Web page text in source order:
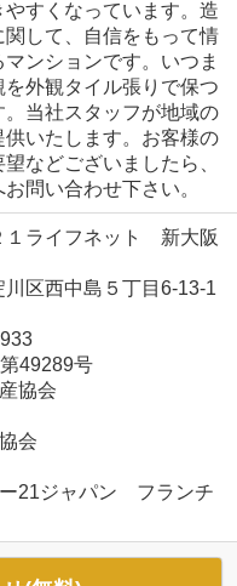
やすくなっています。造
関して、自信をもって情
ンションです。いつま
を外観タイル張りで保つ
。当社スタッフが地域の
いたします。お客様の
などございましたら、
問い合わせ下さい。
１ライフネット 新大阪
区西中島５丁目6-13-1
49289号
協会
会
21ジャパン フランチ